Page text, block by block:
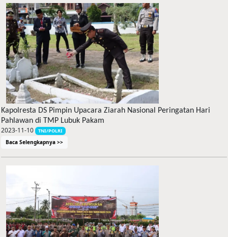
Kapolresta DS Pimpin Upacara Ziarah Nasional Peringatan Hari
Pahlawan di TMP Lubuk Pakam
2023-11-10 TNI/POLRI
Baca Selengkapnya >>